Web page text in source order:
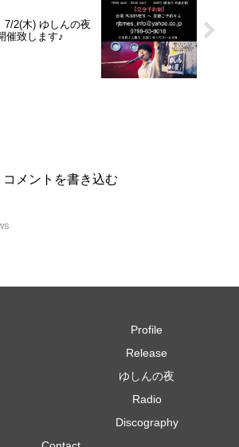
7/2(木) ゆしんの夜
催致します♪
コメントを書き込む
Profile
Release
ゆしんの夜
Radio
Discography